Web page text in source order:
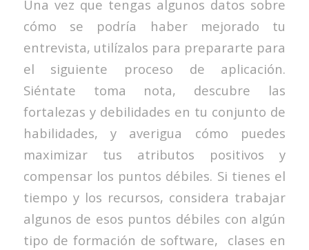
Una vez que tengas algunos datos sobre
cómo se podría haber mejorado tu
entrevista, utilízalos para prepararte para
el siguiente proceso de aplicación.
Siéntate toma nota, descubre las
fortalezas y debilidades en tu conjunto de
habilidades, y averigua cómo puedes
maximizar tus atributos positivos y
compensar los puntos débiles. Si tienes el
tiempo y los recursos, considera trabajar
algunos de esos puntos débiles con algún
tipo de formación de software, clases en